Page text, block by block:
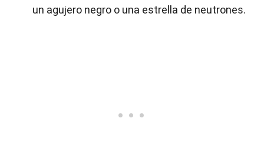
un agujero negro o una estrella de neutrones.